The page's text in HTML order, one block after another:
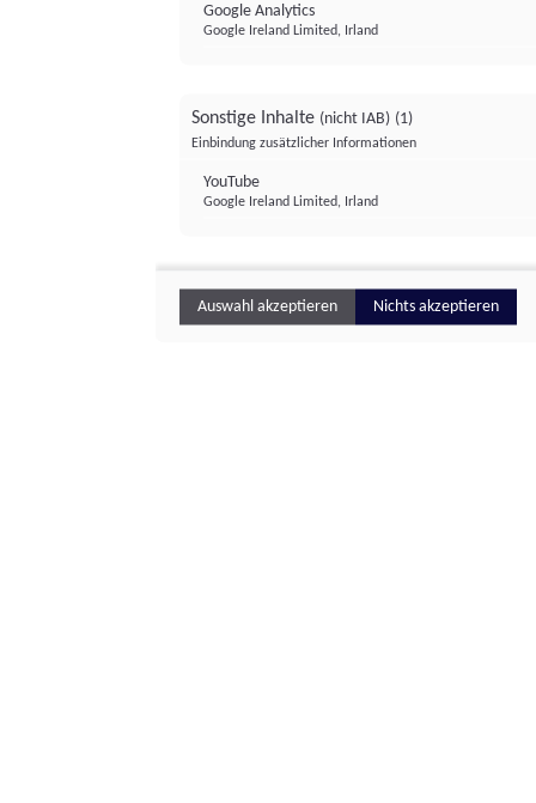
Google Analytics
Google Ireland Limited, Irland
Sonstige Inhalte (nicht IAB) (1)
Einbindung zusätzlicher Informationen
YouTube
Google Ireland Limited, Irland
Auswahl akzeptieren Nichts akzeptieren